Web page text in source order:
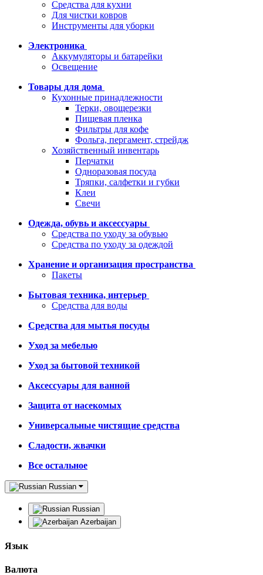
Средства для кухни
Для чистки ковров
Инструменты для уборки
Электроника
Аккумуляторы и батарейки
Освещение
Товары для дома
Кухонные принадлежности
Терки, овощерезки
Пищевая пленка
Фильтры для кофе
Фольга, пергамент, стрейдж
Хозяйственный инвентарь
Перчатки
Одноразовая посуда
Тряпки, салфетки и губки
Клеи
Свечи
Одежда, обувь и аксессуары
Средства по уходу за обувью
Средства по уходу за одеждой
Хранение и организация пространства
Пакеты
Бытовая техника, интерьер
Средства для воды
Средства для мытья посуды
Уход за мебелью
Уход за бытовой техникой
Аксессуары для ванной
Защита от насекомых
Универсальные чистящие средства
Сладости, жвачки
Все остальное
Russian
Russian
Azerbaijan
Язык
Валюта